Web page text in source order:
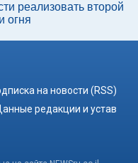
реализовать второй
огня
на новости (RSS)
редакции и устав